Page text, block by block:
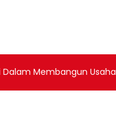
Dalam Membangun Usaha